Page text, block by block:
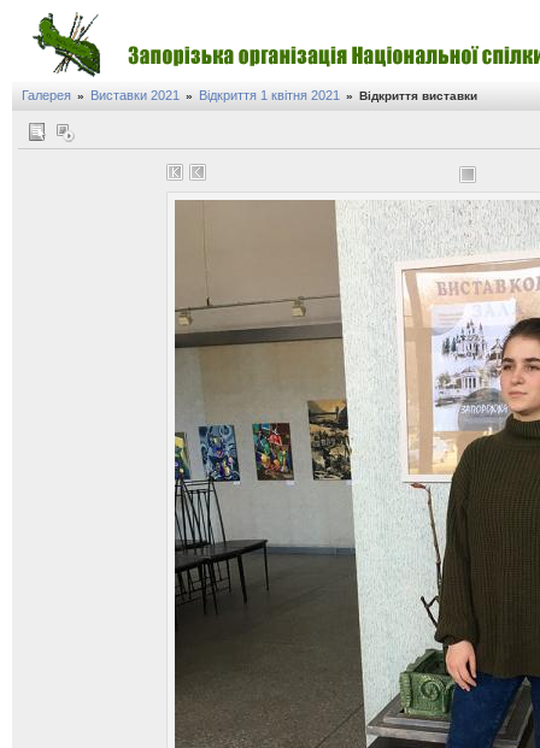
Галерея » Виставки 2021 » Відкриття 1 квітня 2021 » Відкриття виставки